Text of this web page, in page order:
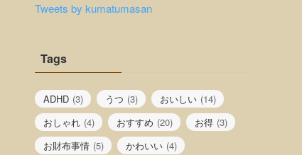
Tweets by kumatumasan
Tags
ADHD (3) うつ (3) おいしい (14)
おしゃれ (4) おすすめ (20) お得 (3)
お財布事情 (5) かわいい (4)